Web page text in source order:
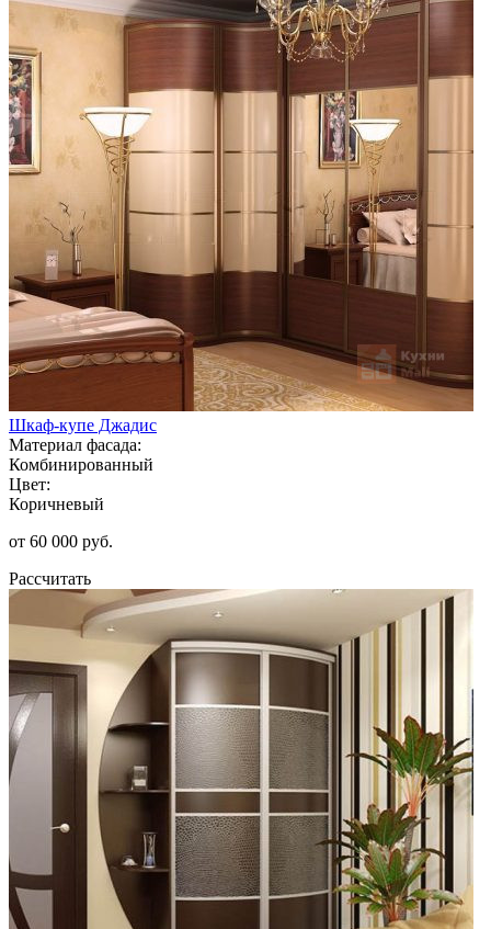
Шкаф-купе Джадис
Материал фасада:
Комбинированный
Цвет:
Коричневый
от 60 000 руб.
Рассчитать